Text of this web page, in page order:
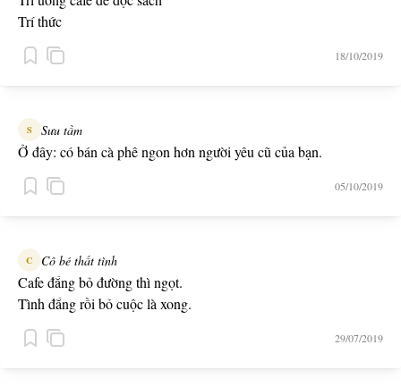
Trí thức
18/10/2019
S Sưu tầm
Ở đây: có bán cà phê ngon hơn người yêu cũ của bạn.
05/10/2019
C Cô bé thất tình
Cafe đắng bỏ đường thì ngọt.
Tình đắng rồi bỏ cuộc là xong.
29/07/2019